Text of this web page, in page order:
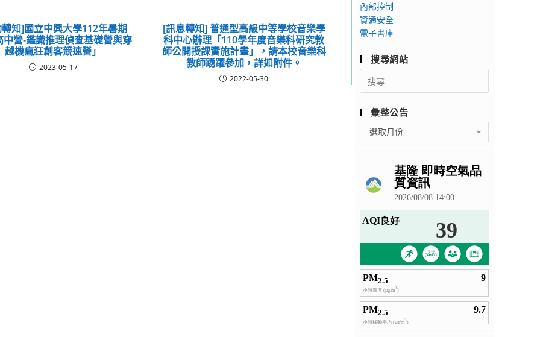
知]國立中興大學112年暑期
中營-鑑識推理偵查基礎營與穿
越機瘋狂創客競速營」
2023-05-17
[訊息轉知] 普通型高級中等學校音樂學
科中心辦理「110學年度音樂科研究教
師公開授課實施計畫」，請本校音樂科
教師踴躍參加，詳如附件。
2022-05-30
內部控制
資通安全
電子書庫
搜尋網站
Search
for:
彙整公告
整
選取月份